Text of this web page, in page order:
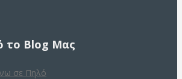
το Blog Μας